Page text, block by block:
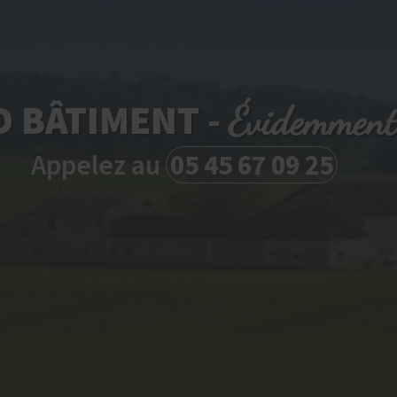
BÂTIMENT -
Appelez au 05 45 67 09 25